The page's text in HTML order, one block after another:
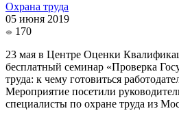
Охрана труда
05 июня 2019
170
23 мая в Центре Оценки
бесплатный семинар «Проверка
труда: к чему готовиться
Мероприятие посетили
специалисты по охране труда из